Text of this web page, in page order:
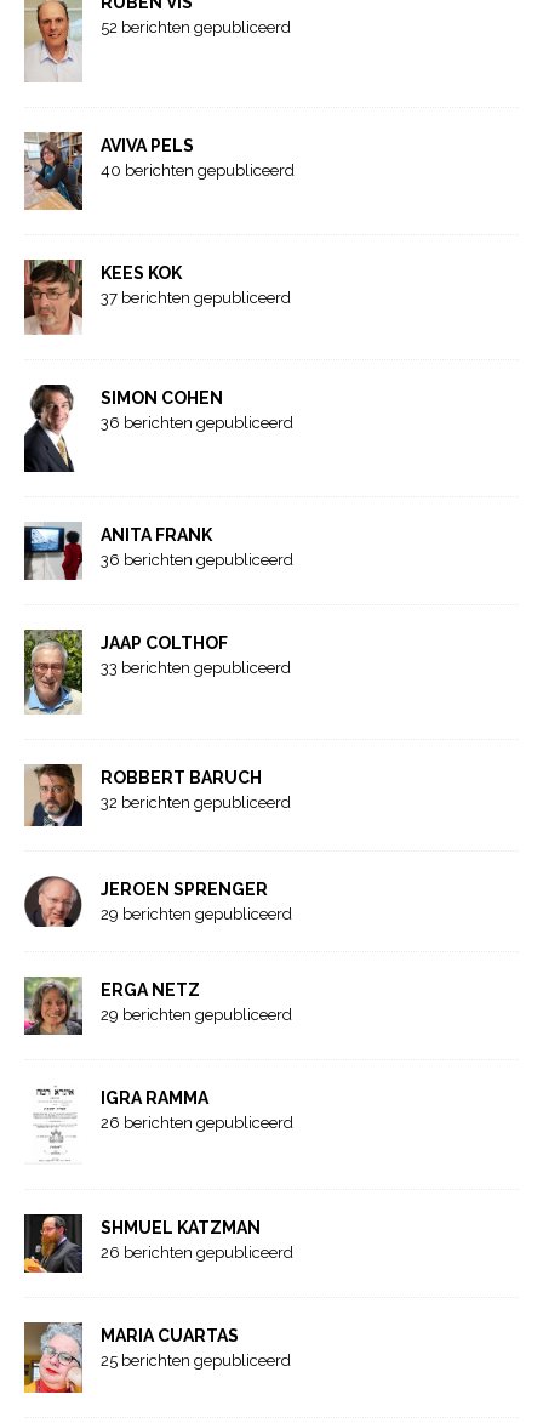
52 berichten gepubliceerd
AVIVA PELS
40 berichten gepubliceerd
KEES KOK
37 berichten gepubliceerd
SIMON COHEN
36 berichten gepubliceerd
ANITA FRANK
36 berichten gepubliceerd
JAAP COLTHOF
33 berichten gepubliceerd
ROBBERT BARUCH
32 berichten gepubliceerd
JEROEN SPRENGER
29 berichten gepubliceerd
ERGA NETZ
29 berichten gepubliceerd
IGRA RAMMA
26 berichten gepubliceerd
SHMUEL KATZMAN
26 berichten gepubliceerd
MARIA CUARTAS
25 berichten gepubliceerd